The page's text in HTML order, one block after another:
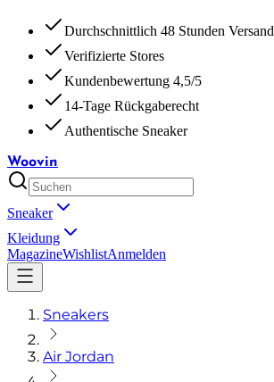
Durchschnittlich 48 Stunden Versand
Verifizierte Stores
Kundenbewertung 4,5/5
14-Tage Rückgaberecht
Authentische Sneaker
Woovin
Sneaker
Kleidung
MagazineWishlistAnmelden
Sneakers
Air Jordan